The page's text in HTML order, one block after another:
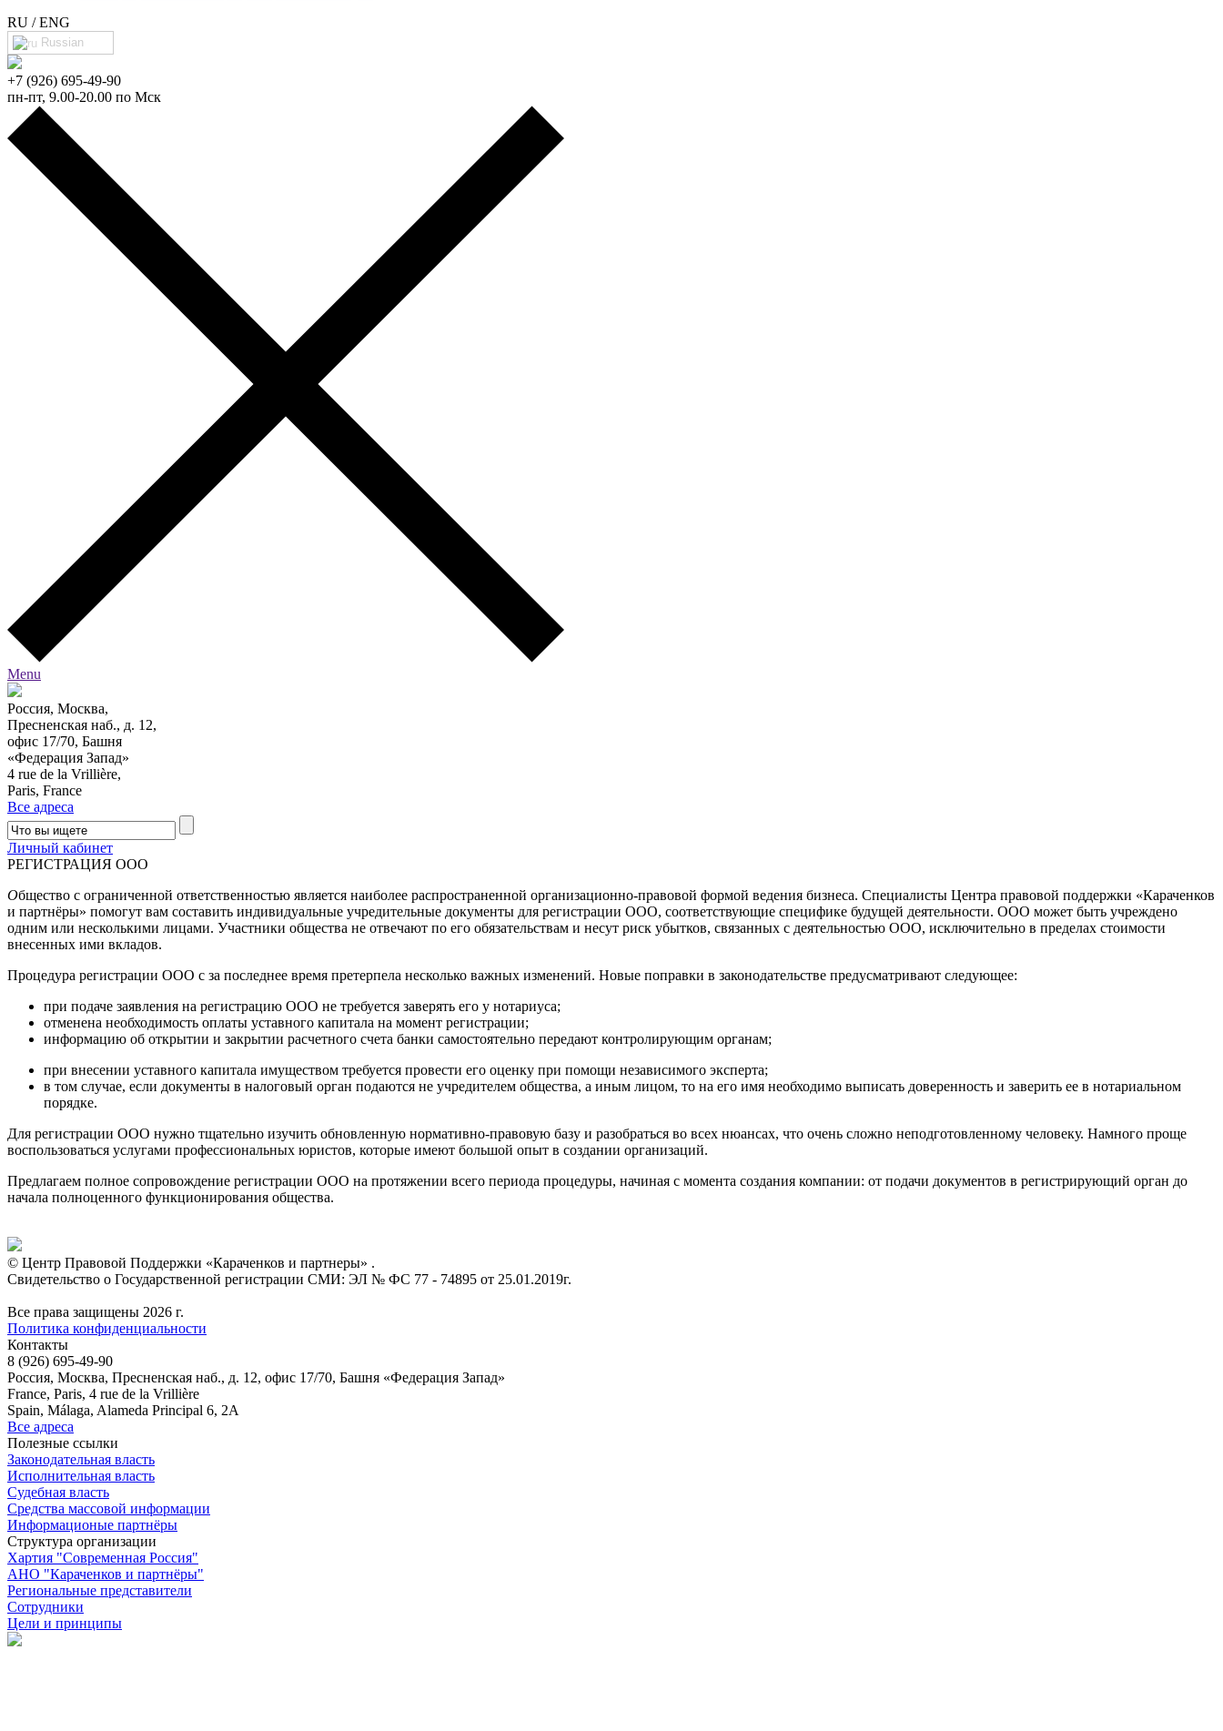
RU / ENG
Russian
+7 (926) 695-49-90
пн-пт, 9.00-20.00 по Мск
Menu
Россия, Москва,
Пресненская наб., д. 12,
офис 17/70, Башня
«Федерация Запад»
4 rue de la Vrillière,
Paris, France
Все адреса
Личный кабинет
РЕГИСТРАЦИЯ ООО
Общество с ограниченной ответственностью является наиболее распространенной организационно-правовой формой ведения бизнеса. Специалисты Центра правовой поддержки «Караченков
и партнёры» помогут вам составить индивидуальные учредительные документы для регистрации ООО, соответствующие специфике будущей деятельности. ООО может быть учреждено
одним или несколькими лицами. Участники общества не отвечают по его обязательствам и несут риск убытков, связанных с деятельностью ООО, исключительно в пределах стоимости
внесенных ими вкладов.
Процедура регистрации ООО с за последнее время претерпела несколько важных изменений. Новые поправки в законодательстве предусматривают следующее:
при подаче заявления на регистрацию ООО не требуется заверять его у нотариуса;
отменена необходимость оплаты уставного капитала на момент регистрации;
информацию об открытии и закрытии расчетного счета банки самостоятельно передают контролирующим органам;
при внесении уставного капитала имуществом требуется провести его оценку при помощи независимого эксперта;
в том случае, если документы в налоговый орган подаются не учредителем общества, а иным лицом, то на его имя необходимо выписать доверенность и заверить ее в нотариальном
порядке.
Для регистрации ООО нужно тщательно изучить обновленную нормативно-правовую базу и разобраться во всех нюансах, что очень сложно неподготовленному человеку. Намного проще
воспользоваться услугами профессиональных юристов, которые имеют большой опыт в создании организаций.
Предлагаем полное сопровождение регистрации ООО на протяжении всего периода процедуры, начиная с момента создания компании: от подачи документов в регистрирующий орган до
начала полноценного функционирования общества.
© Центр Правовой Поддержки «Караченков и партнеры» .
Свидетельство о Государственной регистрации СМИ: ЭЛ № ФС 77 - 74895 от 25.01.2019г.
Все права защищены 2026 г.
Политика конфиденциальности
Контакты
8 (926) 695-49-90
Россия, Москва, Пресненская наб., д. 12, офис 17/70, Башня «Федерация Запад»
France, Paris, 4 rue de la Vrillière
Spain, Málaga, Alameda Principal 6, 2A
Все адреса
Полезные ссылки
Законодательная власть
Исполнительная власть
Судебная власть
Средства массовой информации
Информационые партнёры
Структура организации
Хартия "Современная Россия"
АНО "Караченков и партнёры"
Региональные представители
Сотрудники
Цели и принципы